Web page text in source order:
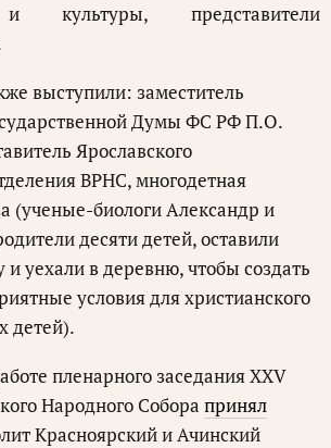
и культуры, представители
выступили: заместитель
Думы ФС РФ П.О.
Ярославского
ВРНС, многодетная
(ученые-биологи Александр и
десяти детей, оставили
уехали в деревню, чтобы создать
условия для христианского
детей).
пленарного заседания XXV
Народного Собора принял
Красноярский и Ачинский